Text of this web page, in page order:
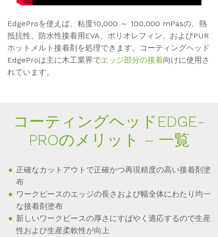
EdgeProを使えば、粘度10,000 ～ 100,000 mPasの、熱
抵抗性、防水性接着用EVA、ポリオレフィン、およびPUR
ホットメルト接着剤を処理できます。コーティングヘッド
EdgeProは主に木工業界でエッジ部分の接着向けに使用さ
れています。
コーティングヘッドED­GE­
PROのメリット – 一覧
正確なカットアウトで正確かつ再現精度の高い接着剤塗
布
ワークピースのエッジの長さおよび幅全体にわたり均一
な接着剤塗布
新しいワークピースの厚さにすばやく適応するので生産
性および生産柔軟性が向上